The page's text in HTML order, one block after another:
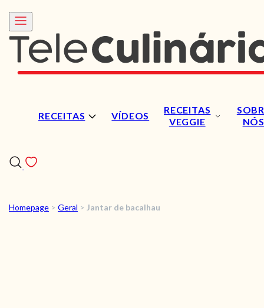
RECEITAS VÍDEOS
RECEITAS
VEGGIE
NÓS
RECEITAS
Homepage > Geral > Jantar de bacalhau